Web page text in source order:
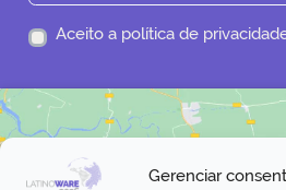
Gerenciar
Aceito a política de